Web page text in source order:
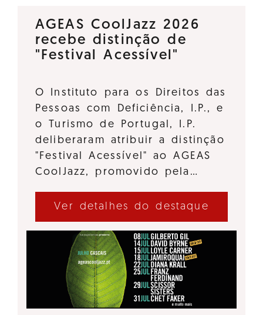
AGEAS CoolJazz 2026
recebe distinção de
"Festival Acessível"
O Instituto para os Direitos das
Pessoas com Deficiência, I.P., e
o Turismo de Portugal, I.P.
deliberaram atribuir a distinção
"Festival Acessível" ao AGEAS
CoolJazz, promovido pela…
Ver detalhes do destaque